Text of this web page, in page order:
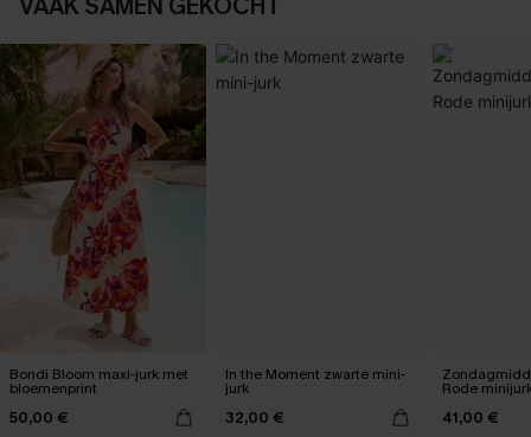
Bondi Bloom maxi-jurk met
bloemenprint
50,00 €
In the Moment zwarte mini-
jurk
32,00 €
Rode
41,00 €